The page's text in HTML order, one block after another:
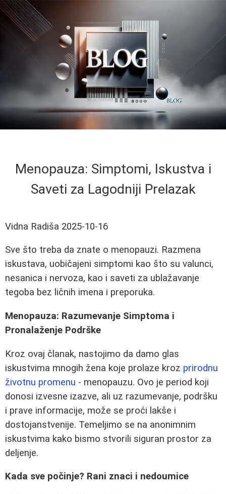
Menopauza: Simptomi, Iskustva i
Saveti za Lagodniji Prelazak
Vidna Radiša 2025-10-16
Sve što treba da znate o menopauzi. Razmena
iskustava, uobičajeni simptomi kao što su valunci,
nesanica i nervoza, kao i saveti za ublažavanje
tegoba bez ličnih imena i preporuka.
Menopauza: Razumevanje Simptoma i
Pronalaženje Podrške
Kroz ovaj članak, nastojimo da damo glas
iskustvima mnogih žena koje prolaze kroz prirodnu
životnu promenu - menopauzu. Ovo je period koji
donosi izvesne izazve, ali uz razumevanje, podršku
i prave informacije, može se proći lakše i
dostojanstvenije. Temeljimo se na anonimnim
iskustvima kako bismo stvorili siguran prostor za
deljenje.
Kada sve počinje? Rani znaci i nedoumice